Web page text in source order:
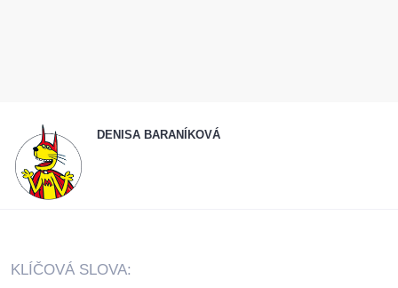
DENISA BARANÍKOVÁ
KLÍČOVÁ SLOVA: